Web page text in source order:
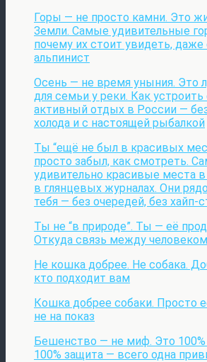
Горы — не просто камни. Это
Земли. Самые удивительные
почему их стоит увидеть,
альпинист
Осень — не время уныния. Это
для семьи у реки. Как устроить
активный отдых в России —
холода и с настоящей рыбалкой
Ты “ещё не был в красивых
просто забыл, как смотреть.
удивительно красивые места
в глянцевых журналах. Они
тебя — без очередей, без хайп-
Ты не “в природе”. Ты — её
Откуда связь между
Не кошка добрее. Не собака.
кто подходит вам
Кошка добрее собаки. Просто
не на показ
Бешенство — не миф. Это
100% защита — всего одна